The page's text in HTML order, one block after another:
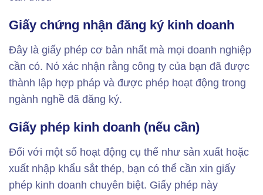
Giấy chứng nhận đăng ký kinh doanh
Đây là giấy phép cơ bản nhất mà mọi doanh nghiệp
cần có. Nó xác nhận rằng công ty của bạn đã được
thành lập hợp pháp và được phép hoạt động trong
ngành nghề đã đăng ký.
Giấy phép kinh doanh (nếu cần)
Đối với một số hoạt động cụ thể như sản xuất hoặc
xuất nhập khẩu sắt thép, bạn có thể cần xin giấy
phép kinh doanh chuyên biệt. Giấy phép này